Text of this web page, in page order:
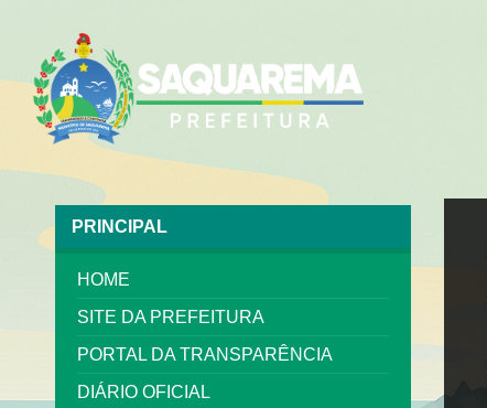
PRINCIPAL
HOME
SITE DA PREFEITURA
PORTAL DA TRANSPARÊNCIA
DIÁRIO OFICIAL